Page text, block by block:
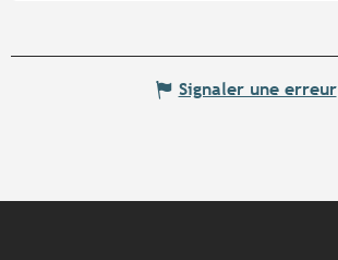
Signaler une erreur